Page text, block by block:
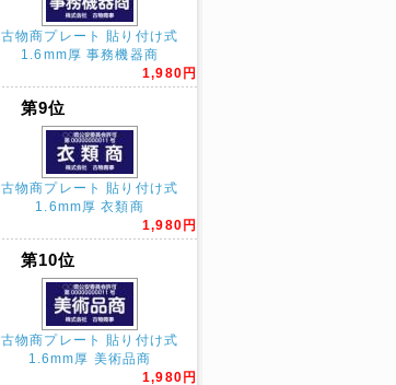
古物商プレート 貼り付け式
1.6mm厚 事務機器商
1,980円
第9位
古物商プレート 貼り付け式
1.6mm厚 衣類商
1,980円
第10位
古物商プレート 貼り付け式
1.6mm厚 美術品商
1,980円